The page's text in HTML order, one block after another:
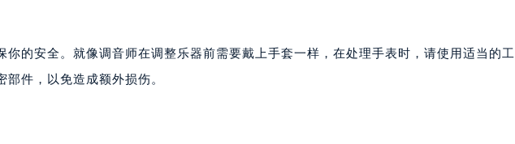
你的安全。就像调音师在调整乐器前需要戴上手套一样，在处理手表时，请使用适当的工
件，以免造成额外损伤。